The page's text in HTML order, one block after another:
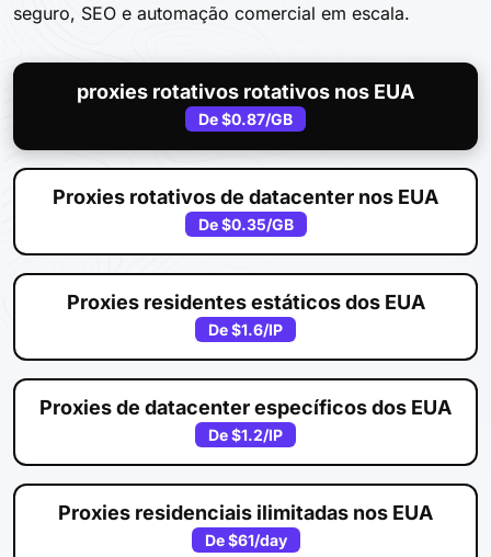
seguro, SEO e automação comercial em escala.
proxies rotativos rotativos nos EUA
De$0.87/GB
Proxies rotativos de datacenter nos EUA
De$0.35/GB
Proxies residentes estáticos dos EUA
De$1.6/IP
Proxies de datacenter específicos dos EUA
De$1.2/IP
Proxies residenciais ilimitadas nos EUA
De$61/day